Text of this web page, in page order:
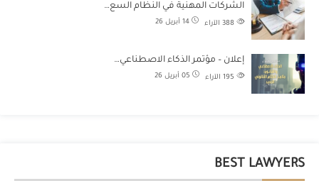
الشركات المهنية في النظام السع…
14 أبريل 26 الآراء
إعلان – مؤتمر الذكاء الاصطناعي…
05 أبريل 26 الآراء
BEST LAWYERS